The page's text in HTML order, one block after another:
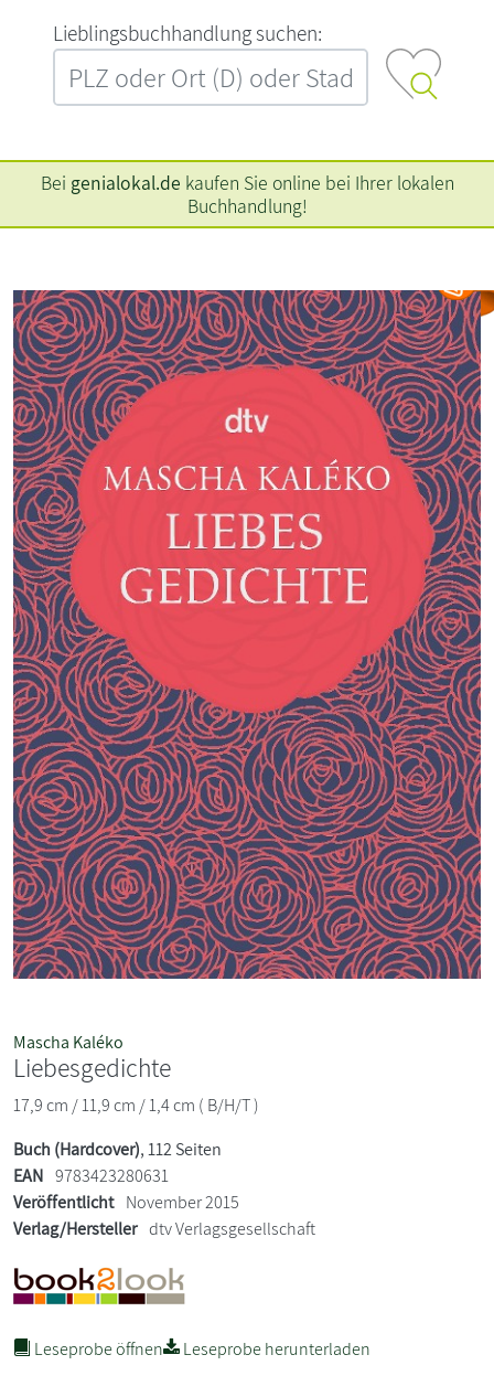
L‍i‍e‍b‍l‍i‍n‍g‍s‍b‍u‍c‍h‍h‍a‍n‍d‍l‍u‍n‍g‍ ‍s‍u‍c‍h‍e‍n‍:‍
Bei genialokal.de kaufen Sie online bei Ihrer lokalen
Buchhandlung!
Mascha Kaléko
Liebesgedichte
17,9 cm / 11,9 cm / 1,4 cm ( B/H/T )
Buch (Hardcover), 112 Seiten
EAN 9783423280631
Veröffentlicht November 2015
Verlag/Hersteller dtv Verlagsgesellschaft
Leseprobe öffnen
Leseprobe herunterladen